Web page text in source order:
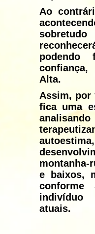
Ao
podendo
confiança,
Alta.
Assim, por
fica uma
e baixos,
indivíduo
atuais.